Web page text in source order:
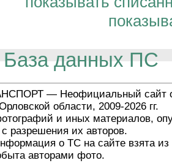
База данных ПС
— Неофициальный сайт
области, 2009-2026 гг.
и иных материалов,
с разрешения их авторов.
о ТС на сайте взята из
авторами фото.